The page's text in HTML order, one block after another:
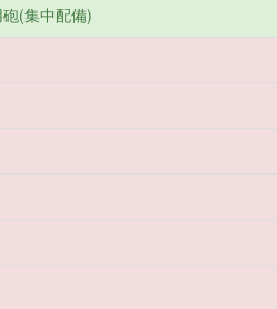
(集中配備)